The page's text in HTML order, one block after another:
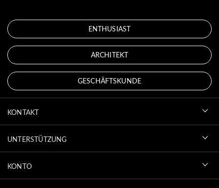
ENTHUSIAST
ARCHITEKT
GESCHÄFTSKUNDE
KONTAKT
UNTERSTÜTZUNG
KONTO